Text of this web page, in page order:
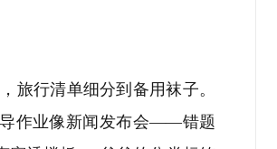
旅行清单细分到备用袜子。
导作业像新闻发布会——错题